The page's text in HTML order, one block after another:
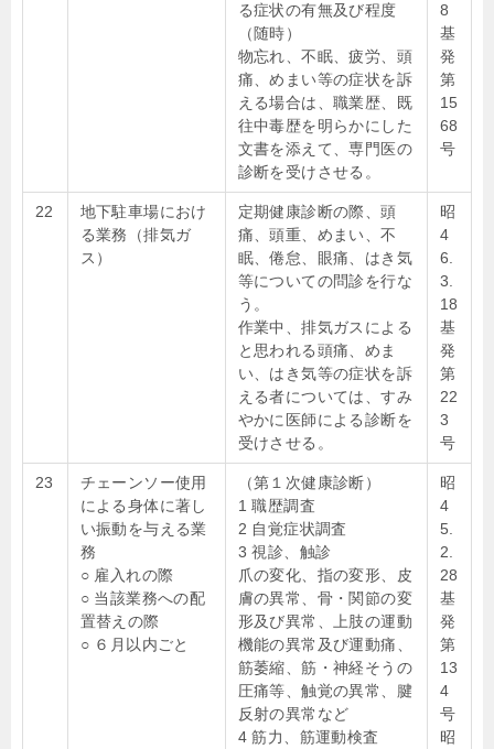
る症状の有無及び程度
（随時）
物忘れ、不眠、疲労、頭
痛、めまい等の症状を訴
える場合は、職業歴、既
往中毒歴を明らかにした
文書を添えて、専門医の
診断を受けさせる。
8
基
発
第
15
68
号
22
地下駐車場におけ
る業務（排気ガ
ス）
定期健康診断の際、頭
痛、頭重、めまい、不
眠、倦怠、眼痛、はき気
等についての問診を行な
う。
作業中、排気ガスによる
と思われる頭痛、めま
い、はき気等の症状を訴
える者については、すみ
やかに医師による診断を
受けさせる。
昭
4
6.
3.
18
基
発
第
22
3
号
23
チェーンソー使用
による身体に著し
い振動を与える業
務
○ 雇入れの際
○ 当該業務への配
置替えの際
○ ６月以内ごと
（第１次健康診断）
1 職歴調査
2 自覚症状調査
3 視診、触診
爪の変化、指の変形、皮
膚の異常、骨・関節の変
形及び異常、上肢の運動
機能の異常及び運動痛、
筋萎縮、筋・神経そうの
圧痛等、触覚の異常、腱
反射の異常など
4 筋力、筋運動検査
昭
4
5.
2.
28
基
発
第
13
4
号
昭